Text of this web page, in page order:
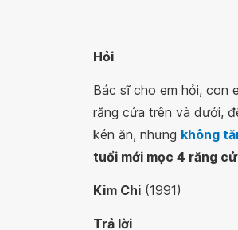
Hỏi
Bác sĩ cho em hỏi, con
răng cửa trên và dưới,
kén ăn, nhưng không
tuổi mới mọc 4 răng
Kim Chi (1991)
Trả lời